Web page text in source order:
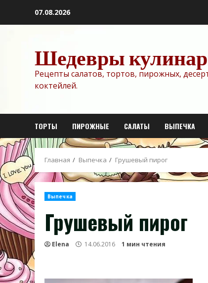
07.08.2026
Шедевры
Рецепты салатов, тортов, пирожных,
коктейлей.
ТОРТЫ ПИРОЖНЫЕ САЛАТЫ ВЫПЕЧКА
Главная Выпечка Грушевый пирог
Выпечка
Грушевый пирог
Elena 14.06.2016 1 мин чтения